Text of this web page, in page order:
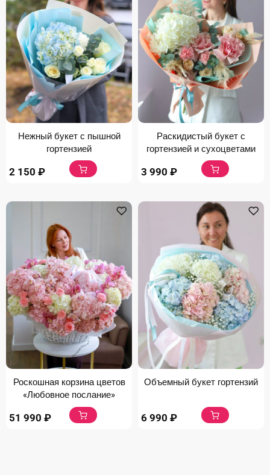
Нежный букет с пышной
гортензией
2 150 ₽
Раскидистый букет с
гортензией и сухоцветами
3 990 ₽
Роскошная корзина цветов
«Любовное послание»
51 990 ₽
Объемный букет гортензий
6 990 ₽